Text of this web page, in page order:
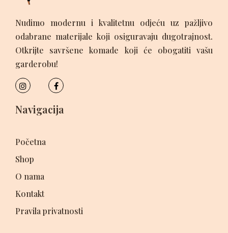
Nudimo modernu i kvalitetnu odjeću uz pažljivo
odabrane materijale koji osiguravaju dugotrajnost.
Otkrijte savršene komade koji će obogatiti vašu
garderobu!
Navigacija
Početna
Shop
O nama
Kontakt
Pravila privatnosti